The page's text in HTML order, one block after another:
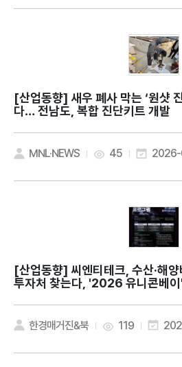
[산업동향]
다… 전남도, 복합 진단키트 개발
MNL·NEWS 45 2026-
[산업동향]
투자처 찾는다, '2026 유니콘베이
한경매거진&북 119